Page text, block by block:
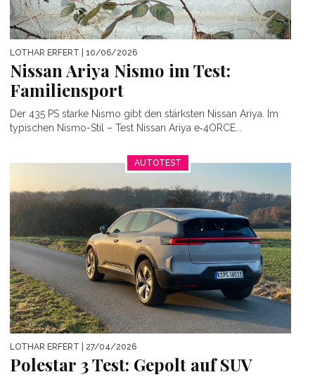
LOTHAR ERFERT | 10/06/2026
Nissan Ariya Nismo im Test:
Familiensport
Der 435 PS starke Nismo gibt den stärksten Nissan Ariya. Im
typischen Nismo-Stil – Test Nissan Ariya e‑4ORCE...
AUTOTEST
LOTHAR ERFERT | 27/04/2026
Polestar 3 Test: Gepolt auf SUV